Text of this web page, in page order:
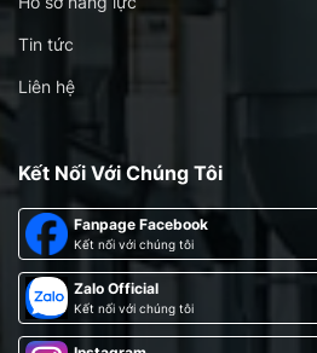
Tin tức
Liên hệ
Kết Nối Với Chúng Tôi
Fanpage Facebook
Kết nối với chúng tôi
Zalo Official
Kết nối với chúng tôi